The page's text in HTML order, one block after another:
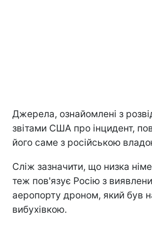
Джерела, ознайомлені з
звітами США про інцидент,
його саме з російською
Сліж зазначити, що низка
теж пов'язує Росію з
аеропорту дроном, який був
вибухівкою.